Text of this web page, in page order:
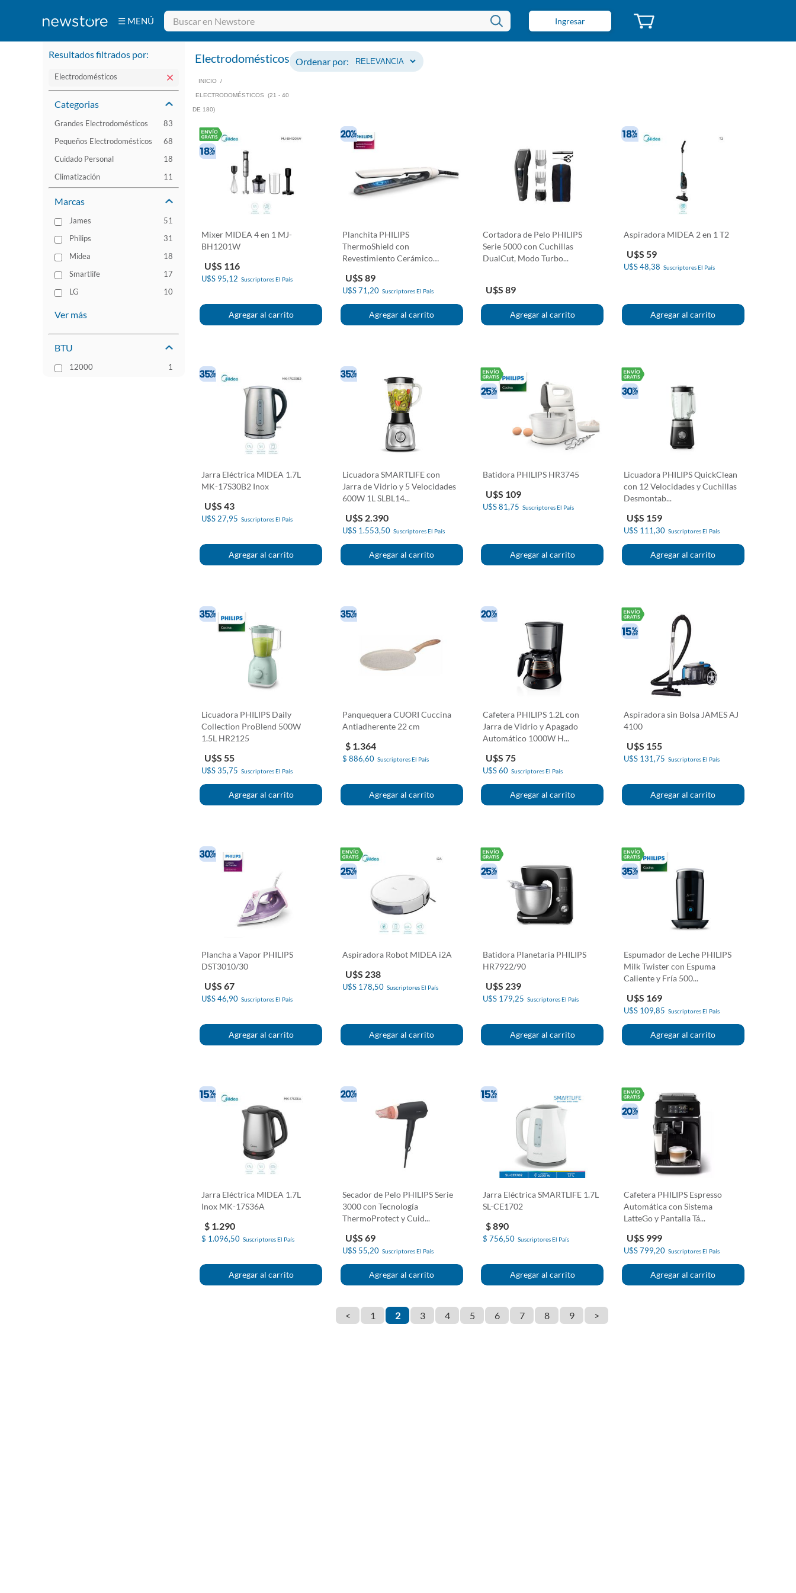
☰ MENÚ
Fitness
Aire Libre y
Ingresar
Resultados filtrados por:
Electrodomésticos
Categorias
Grandes Electrodomésticos
83
Pequeños Electrodomésticos
68
Cuidado Personal
18
Climatización
11
Marcas
James
51
Philips
31
Midea
18
Smartlife
17
LG
10
Ver más
BTU
12000 1
Electrodomésticos Ordenar por:
INICIO /
ELECTRODOMÉSTICOS (21 - 40
DE 180)
Mixer MIDEA 4 en 1 MJ-
BH1201W
U$S 116
U$S 95,12 Suscriptores El País
Planchita PHILIPS
ThermoShield con
Revestimiento Cerámico
U$S 89
U$S 71,20 Suscriptores El País
Cortadora de Pelo PHILIPS
Serie 5000 con Cuchillas
DualCut, Modo Turbo...
U$S 89
Aspiradora MIDEA 2 en 1 T2
U$S 59
U$S 48,38 Suscriptores El País
Jarra Eléctrica MIDEA 1.7L
MK-17S30B2 Inox
U$S 43
U$S 27,95 Suscriptores El País
Licuadora SMARTLIFE con
Jarra de Vidrio y 5 Velocidades
600W 1L SLBL14...
U$S 2.390
U$S 1.553,50 Suscriptores El País
Batidora PHILIPS HR3745
U$S 109
U$S 81,75 Suscriptores El País
Licuadora PHILIPS QuickClean
con 12 Velocidades y Cuchillas
Desmontab...
U$S 159
U$S 111,30 Suscriptores El País
Licuadora PHILIPS Daily
Collection ProBlend 500W
1.5L HR2125
U$S 55
U$S 35,75 Suscriptores El País
Panquequera CUORI Cuccina
Antiadherente 22 cm
$ 1.364
$ 886,60 Suscriptores El País
Cafetera PHILIPS 1.2L con
Jarra de Vidrio y Apagado
Automático 1000W H...
U$S 75
U$S 60 Suscriptores El País
Aspiradora sin Bolsa JAMES AJ
4100
U$S 155
U$S 131,75 Suscriptores El País
Plancha a Vapor PHILIPS
DST3010/30
U$S 67
U$S 46,90 Suscriptores El País
Aspiradora Robot MIDEA i2A
U$S 238
U$S 178,50 Suscriptores El País
Batidora Planetaria PHILIPS
HR7922/90
U$S 239
U$S 179,25 Suscriptores El País
Espumador de Leche PHILIPS
Milk Twister con Espuma
Caliente y Fría 500...
U$S 169
U$S 109,85 Suscriptores El País
Jarra Eléctrica MIDEA 1.7L
Inox MK-17S36A
$ 1.290
$ 1.096,50 Suscriptores El País
Secador de Pelo PHILIPS Serie
3000 con Tecnología
ThermoProtect y Cuid...
U$S 69
U$S 55,20 Suscriptores El País
Jarra Eléctrica SMARTLIFE 1.7L
SL-CE1702
$ 890
$ 756,50 Suscriptores El País
Cafetera PHILIPS Espresso
Automática con Sistema
LatteGo y Pantalla Tá...
U$S 999
U$S 799,20 Suscriptores El País
< 1 2 3 4 5 6 7 8 9 >